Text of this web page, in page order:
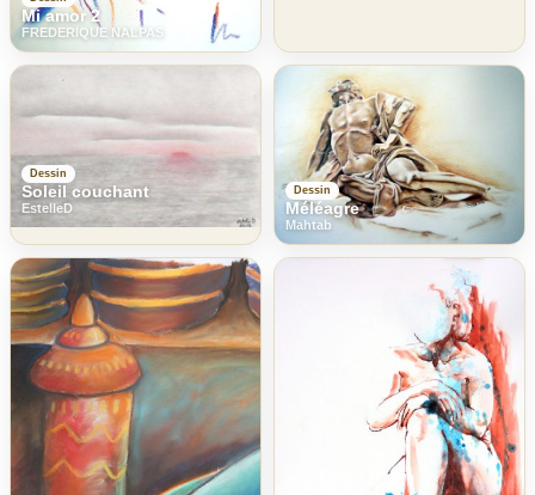
Mi amor 2
FREDERIQUE NALPAS
Dessin
Soleil couchant
EstelleD
Dessin
Méléagre
Mahtab